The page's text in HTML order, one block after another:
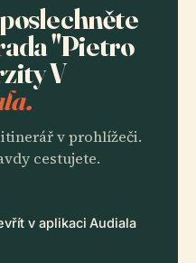
"Pietro
V
v prohlížeči.
cestujete.
v aplikaci Audiala